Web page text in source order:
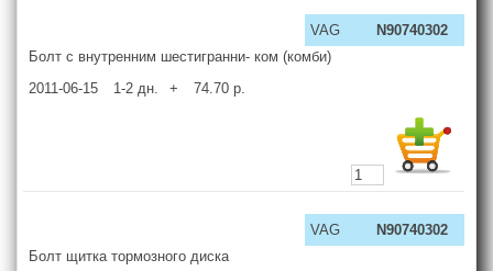
VAG
N90740302
Болт с внутренним шестигранни- ком (комби)
2011-06-15
1-2 дн. + 74.70 р.
VAG
N90740302
Болт щитка тоpмозного диска